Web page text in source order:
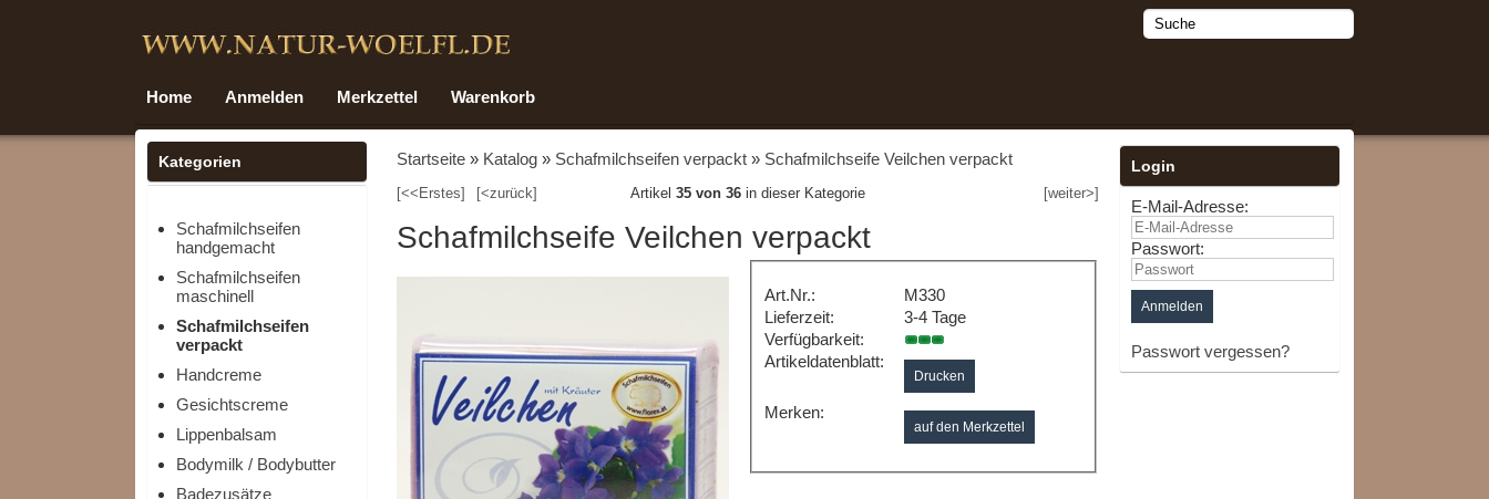
Home Anmelden Merkzettel Warenkorb
Kategorien
Schafmilchseifen
handgemacht
Schafmilchseifen
maschinell
Schafmilchseifen
verpackt
Handcreme
Gesichtscreme
Lippenbalsam
Bodymilk / Bodybutter
Badezusätze
Startseite» Katalog» Schafmilchseifen verpackt» Schafmilchseife Veilchen verpackt
[<<Erstes] [<zurück] Artikel35 von 36 in dieser Kategorie [weiter>]
Schafmilchseife Veilchen verpackt
Art.Nr.:
M330
Lieferzeit:
3-4 Tage
Verfügbarkeit:
Artikeldatenblatt:
Drucken
Merken:
Login
E-Mail-Adresse:
Passwort:
Passwort vergessen?